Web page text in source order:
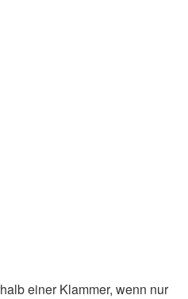
einer Klammer, wenn nur